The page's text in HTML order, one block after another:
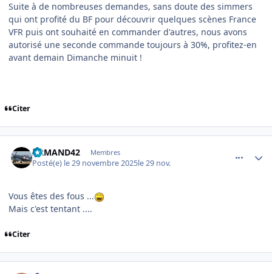
Suite à de nombreuses demandes, sans doute des simmers
qui ont profité du BF pour découvrir quelques scènes France
VFR puis ont souhaité en commander d'autres, nous avons
autorisé une seconde commande toujours à 30%, profitez-en
avant demain Dimanche minuit !
Citer
ARMAND42 Membres
Posté(e) le 29 novembre 2025le 29 nov.
Vous êtes des fous ...
Mais c'est tentant ....
Citer